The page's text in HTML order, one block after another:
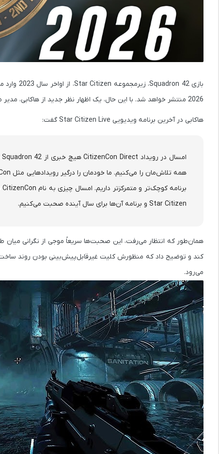
بازی Squadron 42، زیرمجموعه Star Citizen، از اواخر سال 2023 وارد مرحله نهایی شد و استودیو
2026 منتشر خواهد شد. با این حال، یک اظهار نظر جدید از هاکابی، مدیر محتوای پروژه، باعث نگرانی طرفداران شده و احتمال تأخیر دوباره را مطرح کرده است.
هاکابی در آخرین برنامه ویدیویی Star Citizen Live گفت:
برنامه کوچک‌تر و متمرکزتر داریم. امسال چیزی به نام CitizenCon نیست؛ بلکه
Star Citizen و برنامه آن‌ها برای سال آینده صحبت می‌کنیم.
همان‌طور که انتظار می‌رفت، این صحبت‌ها سریعاً موجی از نگرانی میان
کند و توضیح داد که منظورش کلیت غیرقابل‌پیش‌بینی بودن روند
می‌رود.